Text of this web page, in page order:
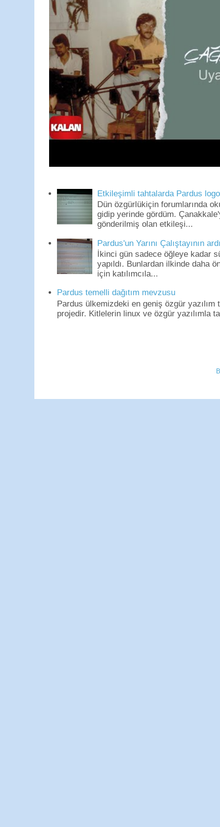
Etkileşimli tahtalarda Pardus
Dün özgürlükiçin forumlarında
gidip yerinde gördüm.
gönderilmiş olan etkileşi...
Pardus'un Yarını Çalıştayının
İkinci gün sadece öğleye kadar
yapıldı. Bunlardan ilkinde daha
için katılımcıla...
Pardus temelli dağıtım mevzusu
Pardus ülkemizdeki en geniş özgür
projedir. Kitlelerin linux ve özgür yazılımla